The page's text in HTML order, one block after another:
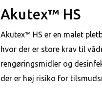
Akutex™ HS
Akutex™ HS er en malet
hvor der er store krav til
rengøringsmidler og
der er høj risiko for